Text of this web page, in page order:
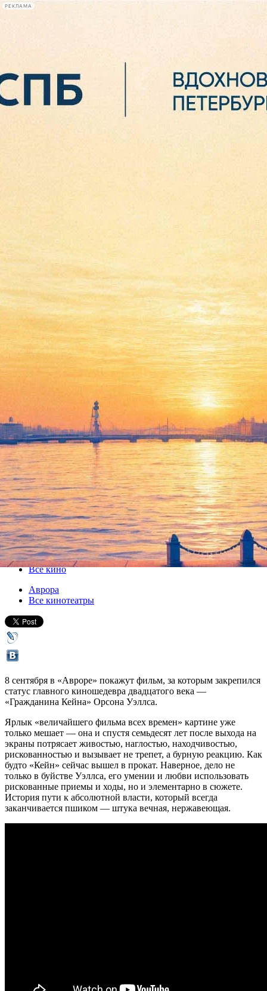
РЕКЛАМА
Сегодня:
2026.08.06
13:53
В «Авроре» покажут
«Гражданина Кейна»
08 сентября 2018, суббота,19.30
Версия для печати
Все кино
Аврора
Все кинотеатры
8 сентября в «Авроре» покажут фильм, за которым закрепился
статус главного киношедевра двадцатого века —
«Гражданина Кейна» Орсона Уэллса.
Ярлык «величайшего фильма всех времен» картине уже
только мешает — она и спустя семьдесят лет после выхода на
экраны потрясает живостью, наглостью, находчивостью,
рискованностью и вызывает не трепет, а бурную реакцию. Как
будто «Кейн» сейчас вышел в прокат. Наверное, дело не
только в буйстве Уэллса, его умении и любви использовать
рискованные приемы и ходы, но и элементарно в сюжете.
История пути к абсолютной власти, который всегда
заканчивается пшиком — штука вечная, нержавеющая.